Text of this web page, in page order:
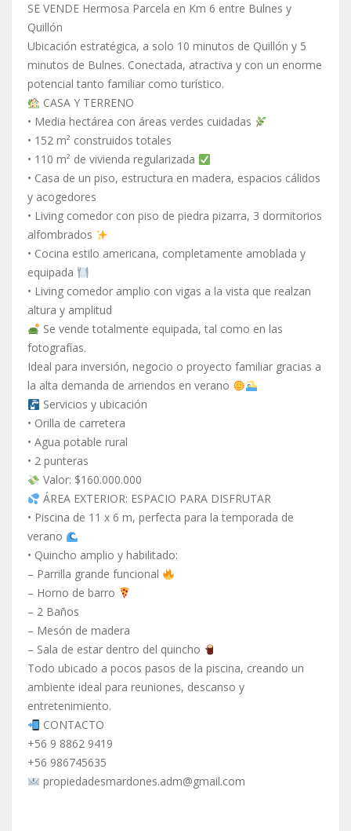
SE VENDE Hermosa Parcela en Km 6 entre Bulnes y
Quillón
Ubicación estratégica, a solo 10 minutos de Quillón y 5
minutos de Bulnes. Conectada, atractiva y con un enorme
potencial tanto familiar como turístico.
CASA Y TERRENO
• Media hectárea con áreas verdes cuidadas
• 152 m² construidos totales
• 110 m² de vivienda regularizada
• Casa de un piso, estructura en madera, espacios cálidos
y acogedores
• Living comedor con piso de piedra pizarra, 3 dormitorios
alfombrados
• Cocina estilo americana, completamente amoblada y
equipada
• Living comedor amplio con vigas a la vista que realzan
altura y amplitud
Se vende totalmente equipada, tal como en las
fotografías.
Ideal para inversión, negocio o proyecto familiar gracias a
la alta demanda de arriendos en verano
Servicios y ubicación
• Orilla de carretera
• Agua potable rural
• 2 punteras
Valor: $160.000.000
ÁREA EXTERIOR: ESPACIO PARA DISFRUTAR
• Piscina de 11 x 6 m, perfecta para la temporada de
verano
• Quincho amplio y habilitado:
– Parrilla grande funcional
– Horno de barro
– 2 Baños
– Mesón de madera
– Sala de estar dentro del quincho
Todo ubicado a pocos pasos de la piscina, creando un
ambiente ideal para reuniones, descanso y
entretenimiento.
CONTACTO
+56 9 8862 9419
+56 986745635
propiedadesmardones.adm@gmail.com